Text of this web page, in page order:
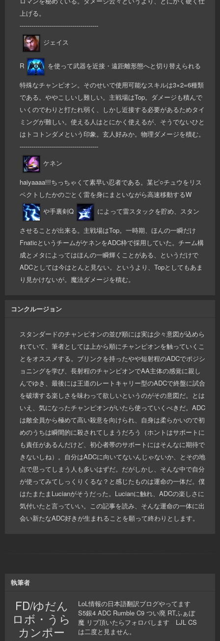
上げる。
----------------------------------------
ジェイス
R を使って武器を近接・遠距離形態へと切り替えられる
特殊なチャンピオン。そのせいで使用可能なスキルは3×2=6種類
である。ややこしいし難しい。主戦場はTop。ダメージも積んで
いくのでわりと打たれ弱く、しかし近接する必要があるためタイ
ミングが難しい。使える人はとにかく使えるが、そうでないひと
はトコトンダメという印象。玄人好みか。物理ダメージを積む。
----------------------------------------
ケネン
haiyaaaa!!!ちっちゃくて素早い忍者である。某ピ○チュウをリス
ペクトしたかのごとく雷を身にまといながら高速移動するW
や手裏剣Q
によって雷スタックを貯め、スタン
させることが出来る。主戦場はTop。一時期、ほんの一瞬だけ
FnaticというチームがケネンをADC枠で採用していた。チーム構
成とメタによってはほんの一瞬輝くことがある、というだけで
ADCとしては今はとんと見ない。というより、Topとしてもあま
り見かけないが。魔法ダメージを積む。
コンクルージョン
スタンダードのチャンピオンの並び順には実は少々意図が込めら
れていて、筆者としては上から順にチャンピオンを触っていくこ
とをオススメする。ブリンクを持ったやや短射程のADCでポジシ
ョニングを学び、長射程のチャンピオンでAA主体の感覚に親し
んでゆき、最後には王道のレートキャリー型のADCで終盤に試合
を破壊する楽しさを味わって欲しいというのがその意図だ。とは
いえ、気になったチャンピオンがいたら使っていくべきだ。ADC
は敵全員から極めて高い殺意を向けられ、自身は柔らかいので初
めのうちは瞬間的に殺されてしまうだろう（ホントはサポートに
も責任があるんだけど、初心者帯のサポートにはそんなに期待で
きないしね）。自分はADCに向いてないんじゃないか、とその地
点で思ってしまう人も多いはずだ。だがしかし、そんな中で自分
が使ってみてしっくりくるな？と感じたものは運命の一体だ。僕
はたまたまLucianがそうだった。Lucianに触れ、ADCの楽しさに
気付いたと言っていい。この記事を読み、そんな運命の一体に出
会い新たなADC好きが生まれることを願って終わりとします。
執筆者
FD/ゆだん
ロボ・うら
カンポー
LoL情報の日本語翻訳ブログやってます
S5銀4 ADC Rumble C9 つい廃 RTふぁぼ
魔 リプ頂いたらフォロバします LJL CS
は二度と見ません。